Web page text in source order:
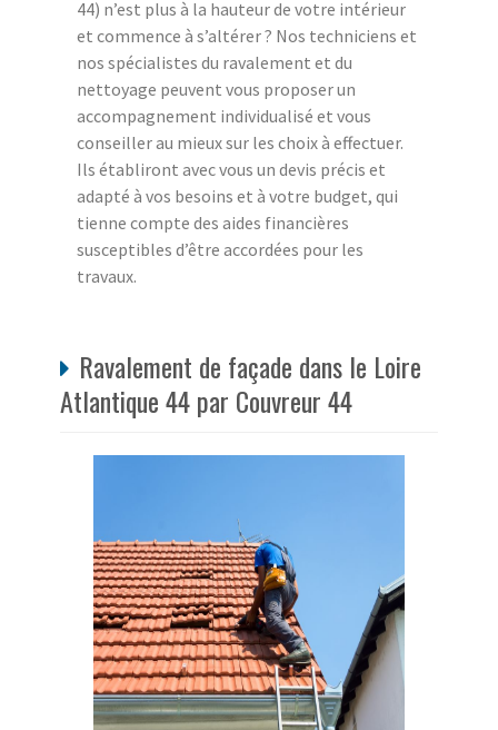
44) n’est plus à la hauteur de votre intérieur
et commence à s’altérer ? Nos techniciens et
nos spécialistes du ravalement et du
nettoyage peuvent vous proposer un
accompagnement individualisé et vous
conseiller au mieux sur les choix à effectuer.
Ils établiront avec vous un devis précis et
adapté à vos besoins et à votre budget, qui
tienne compte des aides financières
susceptibles d’être accordées pour les
travaux.
Ravalement de façade dans le Loire
Atlantique 44 par Couvreur 44